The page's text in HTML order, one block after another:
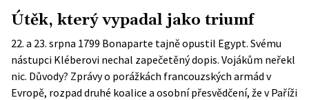
Útěk, který vypadal jako triumf
22. a 23. srpna 1799 Bonaparte tajně opustil Egypt. Svému
nástupci Kléberovi nechal zapečetěný dopis. Vojákům neřekl
nic. Důvody? Zprávy o porážkách francouzských armád v
Evropě, rozpad druhé koalice a osobní přesvědčení, že v Paříži